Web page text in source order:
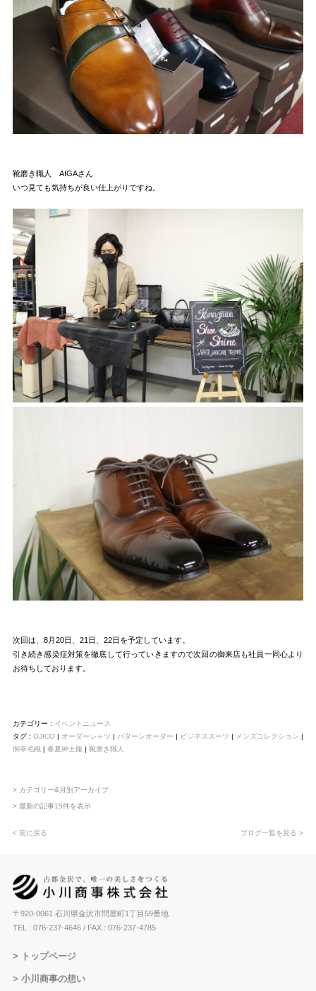
靴磨き職人 AIGAさん
いつ見ても気持ちが良い仕上がりですね。
次回は、8月20日、21日、22日を予定しています。
引き続き感染症対策を徹底して行っていきますので次回の御来店も社員一同心より
お待ちしております。
カテゴリー : イベントニュース
タグ : OJICO| オーダーシャツ | パターンオーダー | ビジネススーツ | メンズコレクション |
御幸毛織 | 春夏紳士服 | 靴磨き職人
> カテゴリー&月別アーカイブ
> 最新の記事15件を表示
< 前に戻る ブログ一覧を見る >
〒920-0061 石川県金沢市問屋町1丁目59番地
TEL : 076-237-4646/ FAX : 076-237-4785
トップページ
小川商事の想い